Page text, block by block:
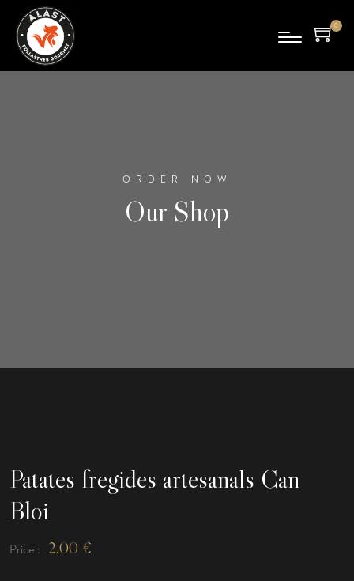
0
ORDER NOW
Our Shop
Patates fregides artesanals Can
Bloi
Price : 2,00 €